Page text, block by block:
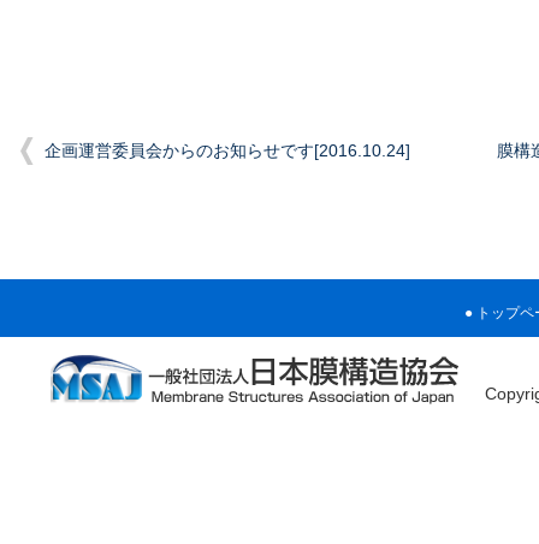
企画運営委員会からのお知らせです[2016.10.24] 膜構
トップペ